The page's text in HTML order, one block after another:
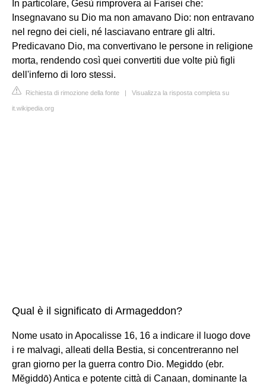
In particolare, Gesù rimprovera ai Farisei che:
Insegnavano su Dio ma non amavano Dio: non entravano
nel regno dei cieli, né lasciavano entrare gli altri.
Predicavano Dio, ma convertivano le persone in religione
morta, rendendo così quei convertiti due volte più figli
dell'inferno di loro stessi.
Richiesta di rimozione della fonte | Visualizza la risposta completa su
it.wikipedia.org
Qual è il significato di Armageddon?
Nome usato in Apocalisse 16, 16 a indicare il luogo dove
i re malvagi, alleati della Bestia, si concentreranno nel
gran giorno per la guerra contro Dio. Megiddo (ebr.
Mĕgiddō) Antica e potente città di Canaan, dominante la